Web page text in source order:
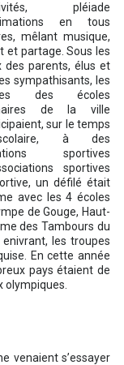
pléiade
en tous
mêlant musique,
et partage. Sous les
des parents, élus et
sympathisants, les
des écoles
de la ville
sur le temps
à des
sportives
sportives
un défilé était
avec les 4 écoles
de Gouge, Haut-
des Tambours du
les troupes
En cette année
pays étaient de
olympiques.
venaient s’essayer